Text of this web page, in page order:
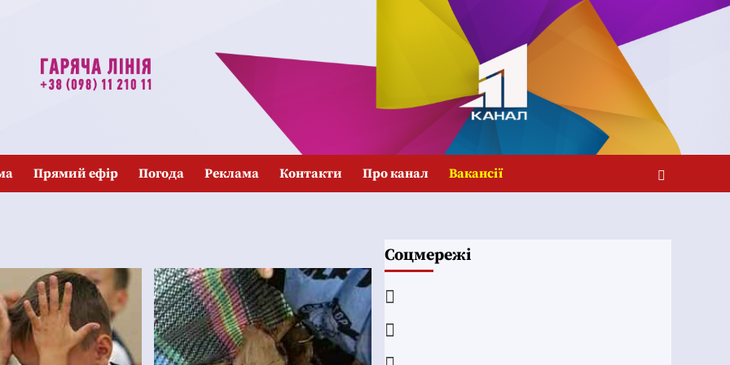
Прямий ефір Погода Реклама Контакти Про канал Вакансії
Соцмережі